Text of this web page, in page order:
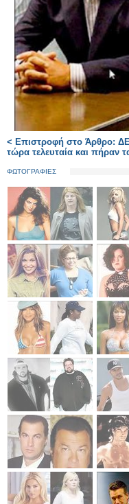
< Επιστροφή στο Άρθρο:
τώρα τελευταία και πήραν
ΦΩΤΟΓΡΑΦΙΕΣ